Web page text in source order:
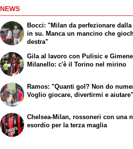
NEWS
Bocci: "Milan da perfezionare
in su. Manca un mancino che
destra"
Gila al lavoro con Pulisic e
Milanello: c'è il Torino nel mirino
Ramos: "Quanti gol? Non do
Voglio giocare, divertirmi e aiutare"
Chelsea-Milan, rossoneri con una
esordio per la terza maglia